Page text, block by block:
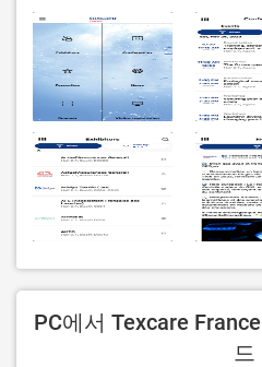
PC에서 Texcare
드